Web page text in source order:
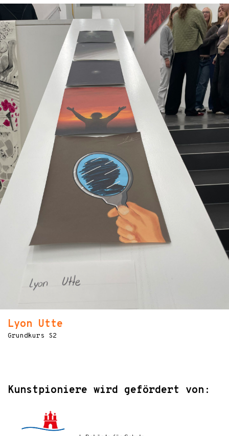
Lyon Utte
Grundkurs S2
Kunstpioniere wird gefördert von: